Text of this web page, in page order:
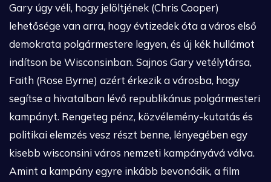
Gary úgy véli, hogy jelöltjének (Chris Cooper)
lehetősége van arra, hogy évtizedek óta a város első
demokrata polgármestere legyen, és új kék hullámot
indítson be Wisconsinban. Sajnos Gary vetélytársa,
Faith (Rose Byrne) azért érkezik a városba, hogy
segítse a hivatalban lévő republikánus polgármesteri
kampányt. Rengeteg pénz, közvélemény-kutatás és
politikai elemzés vesz részt benne, lényegében egy
kisebb wisconsini város nemzeti kampányává válva.
Amint a kampány egyre inkább bevonódik, a film